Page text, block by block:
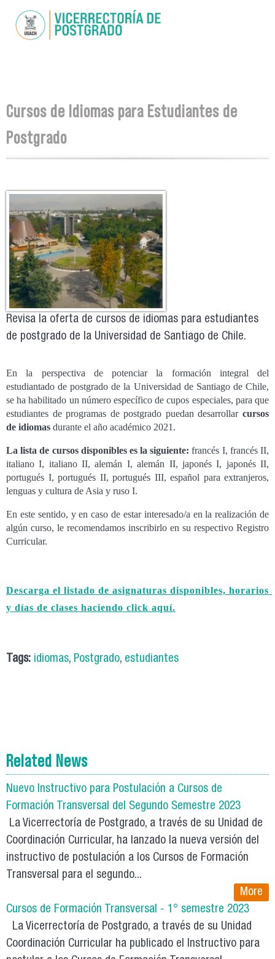
main
You are here
Cursos de Idiomas para Estudiantes de
Postgrado
Revisa la oferta de cursos de idiomas para estudiantes
de postgrado de la Universidad de Santiago de Chile.
En la perspectiva de potenciar la formación integral del
estudiantado de postgrado de la Universidad de Santiago de Chile,
se ha habilitado un número específico de cupos especiales, para que
estudiantes de programas de postgrado puedan desarrollar cursos
de idiomas durante el año académico 2021.
La lista de cursos disponibles es la siguiente: francés I, francés II,
italiano I, italiano II, alemán I, alemán II, japonés I, japonés II,
portugués I, portugués II, portugués III, español para extranjeros,
lenguas y cultura de Asia y ruso I.
En este sentido, y en caso de estar interesado/a en la realización de
algún curso, le recomendamos inscribirlo en su respectivo Registro
Curricular.
Descarga el listado de asignaturas disponibles, horarios
y días de clases haciendo click aquí.
Tags: idiomas, Postgrado, estudiantes
Related News
Nuevo Instructivo para Postulación a Cursos de
Formación Transversal del Segundo Semestre 2023
La Vicerrectoría de Postgrado, a través de su Unidad de
Coordinación Curricular, ha lanzado la nueva versión del
instructivo de postulación a los Cursos de Formación
Transversal para el segundo...
More
Cursos de Formación Transversal - 1° semestre 2023
La Vicerrectoría de Postgrado, a través de su Unidad
Coordinación Curricular ha publicado el Instructivo para